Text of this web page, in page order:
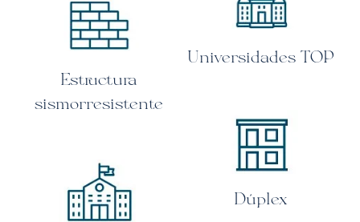
Estructura
sismorresistente
Universidades TOP
Dúplex